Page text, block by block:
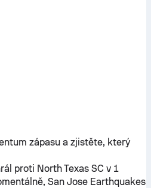
zápasu a zjistěte, který
proti North Texas SC v 1
San Jose Earthquakes